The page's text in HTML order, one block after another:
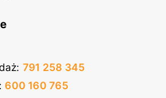
: 791 258 345
: 600 160 765